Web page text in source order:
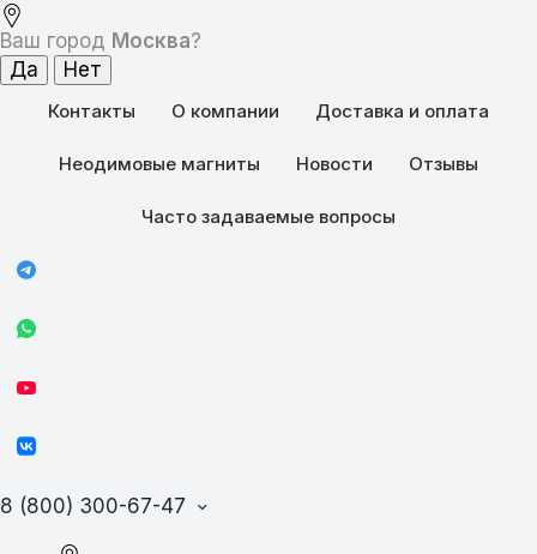
Ваш город Москва?
Контакты О компании Доставка и оплата
Неодимовые магниты Новости Отзывы
Часто задаваемые вопросы
8 (800) 300-67-47